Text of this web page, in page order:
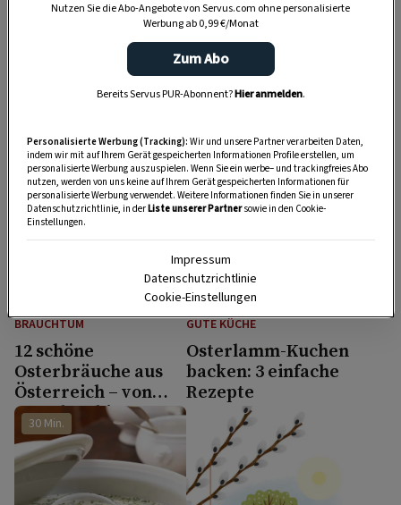
Osterhase aus altem
SELBERMACHEN
Serviette zu
BRAUCHTUM
12 schöne
Osterbräuche aus
Österreich – von
Ratschen bis zum
Osterfeuer
GUTE KÜCHE
Osterlamm-Kuchen
backen: 3 einfache
Rezepte
30 Min.
Nutzen Sie die Abo-Angebote von Servus.com ohne personalisierte
Werbung ab 0,99 €/Monat
Zum Abo
Bereits Servus PUR-Abonnent?Hier anmelden.
Personalisierte Werbung (Tracking): Wir und unsere Partner verarbeiten Daten,
indem wir mit auf Ihrem Gerät gespeicherten Informationen Profile erstellen, um
personalisierte Werbung auszuspielen. Wenn Sie ein werbe– und trackingfreies Abo
nutzen, werden von uns keine auf Ihrem Gerät gespeicherten Informationen für
personalisierte Werbung verwendet. Weitere Informationen finden Sie in unserer
Datenschutzrichtlinie, in derListe unserer Partnersowie in den Cookie-
Einstellungen.
Impressum
Datenschutzrichtlinie
Cookie-Einstellungen